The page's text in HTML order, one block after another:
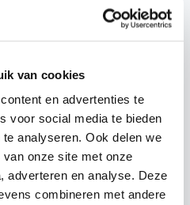
van cookies
en advertenties te
voor social media te bieden
analyseren. Ook delen we
onze site met onze
adverteren en analyse. Deze
combineren met andere
zorgt voor een veilige
vaak
reizen, vooral als je
boetes. Voor een
altijd goedkoper dan